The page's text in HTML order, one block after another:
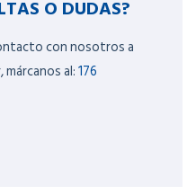
O DUDAS?
con nosotros a
al:176